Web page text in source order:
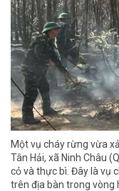
Một vụ cháy rừng vừa
Tân Hải, xã Ninh Châu
cỏ và thực bì. Đây là vụ
trên địa bàn trong vòng